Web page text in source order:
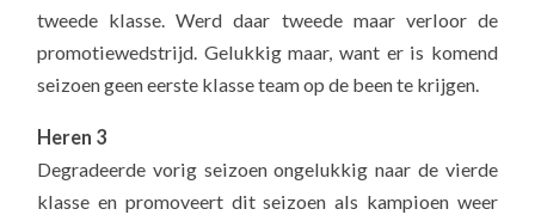
tweede klasse. Werd daar tweede maar verloor de
promotiewedstrijd. Gelukkig maar, want er is komend
seizoen geen eerste klasse team op de been te krijgen.
Heren 3
Degradeerde vorig seizoen ongelukkig naar de vierde
klasse en promoveert dit seizoen als kampioen weer